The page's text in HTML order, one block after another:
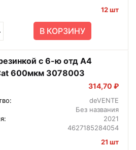
12 шт
В КОРЗИНУ
с 6-ю отд A4
600мкм 3078003
314,70 ₽
deVENTE
Без названия
2021
4627185284054
21 шт